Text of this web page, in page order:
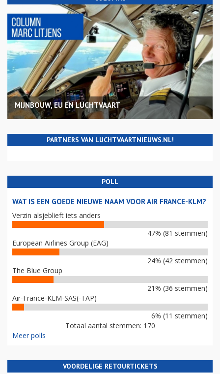
MIJNBOUW, EU EN LUCHTVAART
PARTNERS VAN LUCHTVAARTNIEUWS.NL!
POLL
WAT IS EEN GOEDE NIEUWE NAAM VOOR AIR FRANCE-KLM?
Verzin alsjeblieft iets anders
47% (81 stemmen)
European Airlines Group (EAG)
24% (42 stemmen)
The Blue Group
21% (36 stemmen)
Air-France-KLM-SAS(-TAP)
6% (11 stemmen)
Totaal aantal stemmen: 170
Meer polls
VOORDELIGE RETOURTICKETS